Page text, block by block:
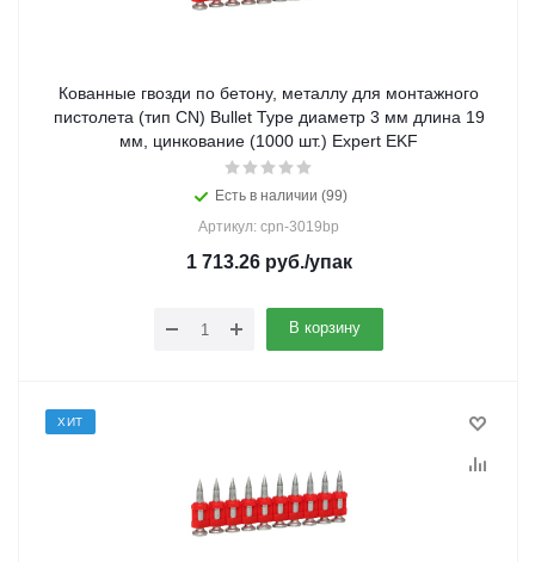
Кованные гвозди по бетону, металлу для монтажного
пистолета (тип CN) Bullet Type диаметр 3 мм длина 19
мм, цинкование (1000 шт.) Expert EKF
Есть в наличии (99)
Артикул: cpn-3019bp
1 713.26руб./упак
В корзину
ХИТ